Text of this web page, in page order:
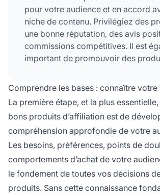
pour votre audience et en accord
niche de contenu. Privilégiez des
une bonne réputation, des avis
commissions compétitives. Il est
important de promouvoir des
testés, car cela renforce votre
auprès de votre audience.
Comprendre les bases : connaître
La première étape, et la plus essentielle,
bons produits d’affiliation est de
compréhension approfondie de votre
Les besoins, préférences, points de
comportements d’achat de votre
le fondement de toutes vos décisions
produits. Sans cette connaissance